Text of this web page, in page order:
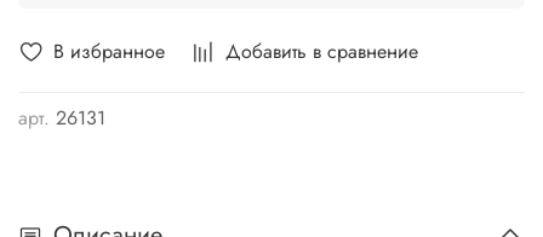
В избранное Добавить в сравнение
арт. 26131